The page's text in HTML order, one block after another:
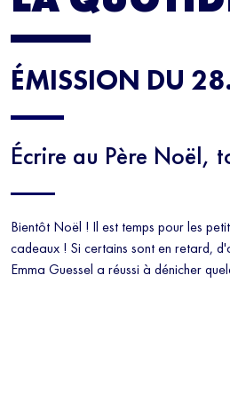
ÉMISSION DU
Écrire au Père Noël,
Bientôt Noël ! Il est temps pour les
cadeaux ! Si certains sont en retard,
Emma Guessel a réussi à dénicher